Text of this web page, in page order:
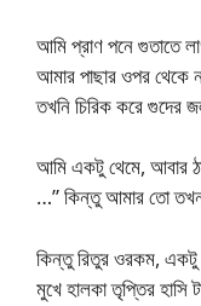
আমি প্রাণ পনে গুতাতে
আমার পাছার ওপর থেকে
তখনি চিরিক করে
আমি একটু থেমে, আবার
…” কিন্তু আমার তো
কিন্তু রিতুর ওরকম,
মুখে হালকা তৃপ্তির হাসি